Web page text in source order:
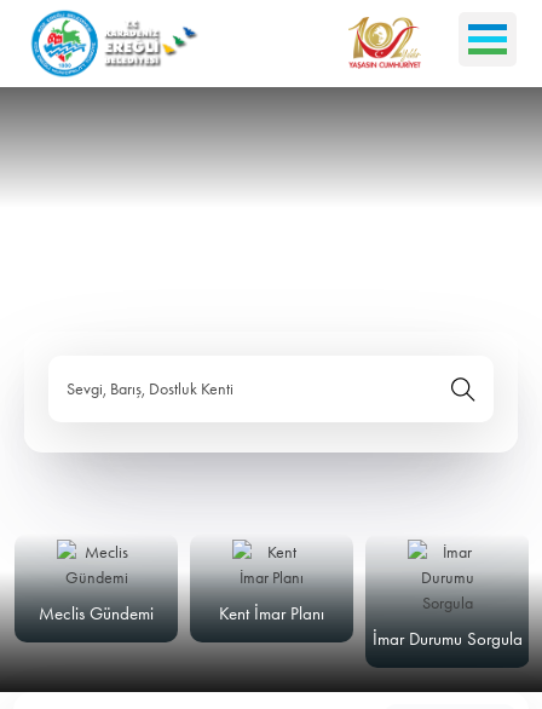
Sevgi, Barış, Dostluk Kenti
Meclis Gündemi
Kent İmar Planı
İmar Durumu Sorgula